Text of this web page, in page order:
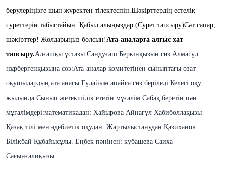
берулеріңізге шын жүректен тілектеспін Шәкірттердің естелік
суреттерін табыстайын . Қабыл алыңыздар (Сурет тапсыру)Сәт сапар
шәкірттер! Жолдарыңыз болсын! Ата-аналарға алғыс хат
тапсыру.Алғашқы ұстазы Сандуғаш Беркінқызын сөз:Алмагүл
нұрбергенқызына сөз:Ата-аналар комитетінен сыныптағы озат
оқушылардың ата анасы:Гүлайым апайға сөз беріледі. Келесі оқу
жылында Сынып жетекшілік ететін мұғалім:Сабақ беретін пән
мұғалімдері:математикадан: Хайырова Айнагүл Хабиболлақызы
Қазақ тілі мен әдебиетік оқудан: Жартылыстанудан Қазиханов
Білікбай Құбайысұлы. Еңбек пәнінен: кубашева Саиха
Сағынғалиқызы